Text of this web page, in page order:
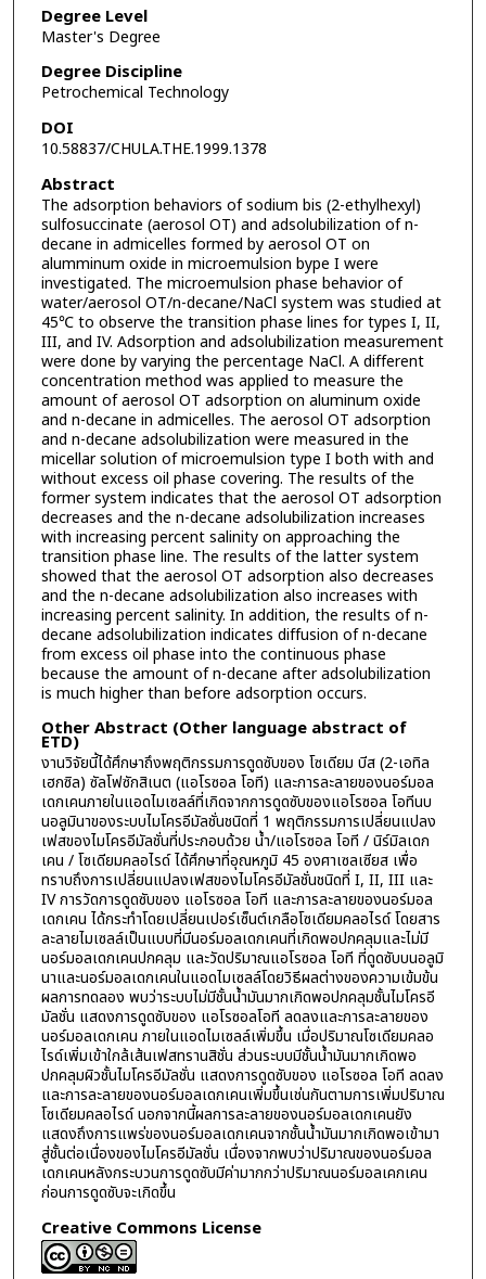
Degree Level
Master's Degree
Degree Discipline
Petrochemical Technology
DOI
10.58837/CHULA.THE.1999.1378
Abstract
The adsorption behaviors of sodium bis (2-ethylhexyl)
sulfosuccinate (aerosol OT) and adsolubilization of n-
decane in admicelles formed by aerosol OT on
alumminum oxide in microemulsion bype I were
investigated. The microemulsion phase behavior of
water/aerosol OT/n-decane/NaCl system was studied at
45℃ to observe the transition phase lines for types I, II,
III, and IV. Adsorption and adsolubilization measurement
were done by varying the percentage NaCl. A different
concentration method was applied to measure the
amount of aerosol OT adsorption on aluminum oxide
and n-decane in admicelles. The aerosol OT adsorption
and n-decane adsolubilization were measured in the
micellar solution of microemulsion type I both with and
without excess oil phase covering. The results of the
former system indicates that the aerosol OT adsorption
decreases and the n-decane adsolubilization increases
with increasing percent salinity on approaching the
transition phase line. The results of the latter system
showed that the aerosol OT adsorption also decreases
and the n-decane adsolubilization also increases with
increasing percent salinity. In addition, the results of n-
decane adsolubilization indicates diffusion of n-decane
from excess oil phase into the continuous phase
because the amount of n-decane after adsolubilization
is much higher than before adsorption occurs.
Other Abstract (Other language abstract of
ETD)
งานวิจัยนี้ได้ศึกษาถึงพฤติกรรมการดูดซับของ โซเดียม บีส (2-เอทิล
เฮกซิล) ซัลโฟซักสิเนต (แอโรซอล โอที) และการละลายของนอร์มอล
เดกเคนภายในแอดไมเซลล์ที่เกิดจากการดูดซับของแอโรซอล โอทีนบ
นอลูมินาของระบบไมโครอีมัลชั่นชนิดที่ 1 พฤติกรรมการเปลี่ยนแปลง
เฟสของไมโครอีมัลชั่นที่ประกอบด้วย น้ำ/แอโรซอล โอที / นิร์มิลเดก
เคน / โซเดียมคลอไรด์ ได้ศึกษาที่อุณหภูมิ 45 องศาเซลเซียส เพื่อ
ทราบถึงการเปลี่ยนแปลงเฟสของไมโครอีมัลชั่นชนิดที่ I, II, III และ
IV การวัดการดูดซับของ แอโรซอล โอที และการละลายของนอร์มอล
เดกเคน ได้กระทำโดยเปลี่ยนเปอร์เซ็นต์เกลือโซเดียมคลอไรด์ โดยสาร
ละลายไมเซลล์เป็นแบบที่มีนอร์มอลเดกเคนที่เกิดพอปกคลุมและไม่มี
นอร์มอลเดกเคนปกคลุม และวัดปริมาณแอโรซอล โอที ที่ดูดซับบนอลูมิ
นาและนอร์มอลเดกเคนในแอดไมเซลล์โดยวิธีผลต่างของความเข้มข้น
ผลการทดลอง พบว่าระบบไม่มีชั้นน้ำมันมากเกิดพอปกคลุมชั้นไมโครอี
มัลชั่น แสดงการดูดซับของ แอโรซอลโอที ลดลงและการละลายของ
นอร์มอลเดกเคน ภายในแอดไมเซลล์เพิ่มขึ้น เมื่อปริมาณโซเดียมคลอ
ไรด์เพิ่มเข้าใกล้เส้นเฟสทรานสิชั่น ส่วนระบบมีชั้นน้ำมันมากเกิดพอ
ปกคลุมผิวชั้นไมโครอีมัลชั่น แสดงการดูดซับของ แอโรซอล โอที ลดลง
และการละลายของนอร์มอลเดกเคนเพิ่มขึ้นเช่นกันตามการเพิ่มปริมาณ
โซเดียมคลอไรด์ นอกจากนี้ผลการละลายของนอร์มอลเดกเคนยัง
แสดงถึงการแพร่ของนอร์มอลเดกเคนจากชั้นน้ำมันมากเกิดพอเข้ามา
สู่ชั้นต่อเนื่องของไมโครอีมัลชั่น เนื่องจากพบว่าปริมาณของนอร์มอล
เดกเคนหลังกระบวนการดูดซับมีค่ามากกว่าปริมาณนอร์มอลเคกเคน
ก่อนการดูดซับจะเกิดขึ้น
Creative Commons License